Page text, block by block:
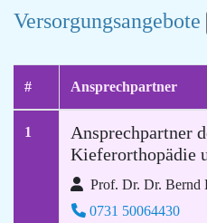
Versorgungsangebote
# Ansprechpartner
1
Ansprechpartner
Kieferorthopädie
Prof. Dr. Dr. Bernd
0731 50064430